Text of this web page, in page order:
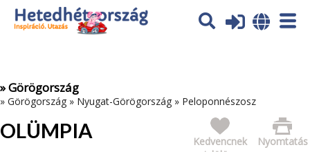
Az oldal sütiket (cookies) használ. További tájékoztatás itt:
Adatvédelmi tájékoztató
» Görögország
» Görögország » Nyugat-Görögország » Peloponnészosz
OLÜMPIA Nyomtatás
Kedvencnek